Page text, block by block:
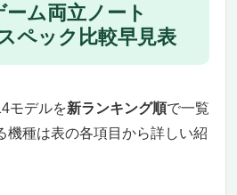
ム両立ノート
ペック比較早見表
モデルを新ランキング順で一覧
機種は表の各項目から詳しい紹